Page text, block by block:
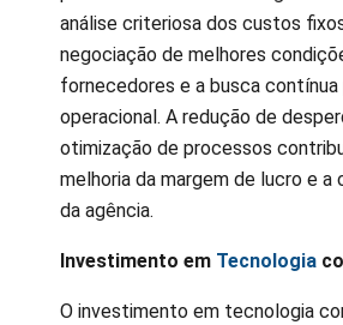
análise criteriosa dos custos
negociação de melhores
fornecedores e a busca
operacional. A redução de
otimização de processos
melhoria da margem de lucro e
da agência.
Investimento em Tecnologia
O investimento em tecnologia